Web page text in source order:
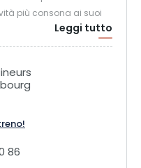
più consona ai suoi
trasmissione delle sue
e studenti più
e bambini.
Leggi tutto
86